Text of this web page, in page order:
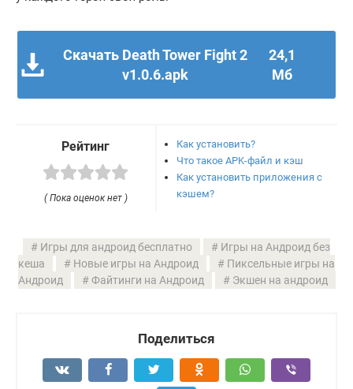
Скачать Death Tower Fight 2
v1.0.6.apk
24,1
Мб
Рейтинг
( Пока оценок нет )
Как установить?
Что такое APK-файл и кэш
Как установить приложения с
кэшем?
Игры для андроид бесплатно
Игры на Андроид без
кеша
Новые игры на Андроид
Пиксельные игры на
Андроид
Файтинги на Андроид Экшен на андроид
Поделиться